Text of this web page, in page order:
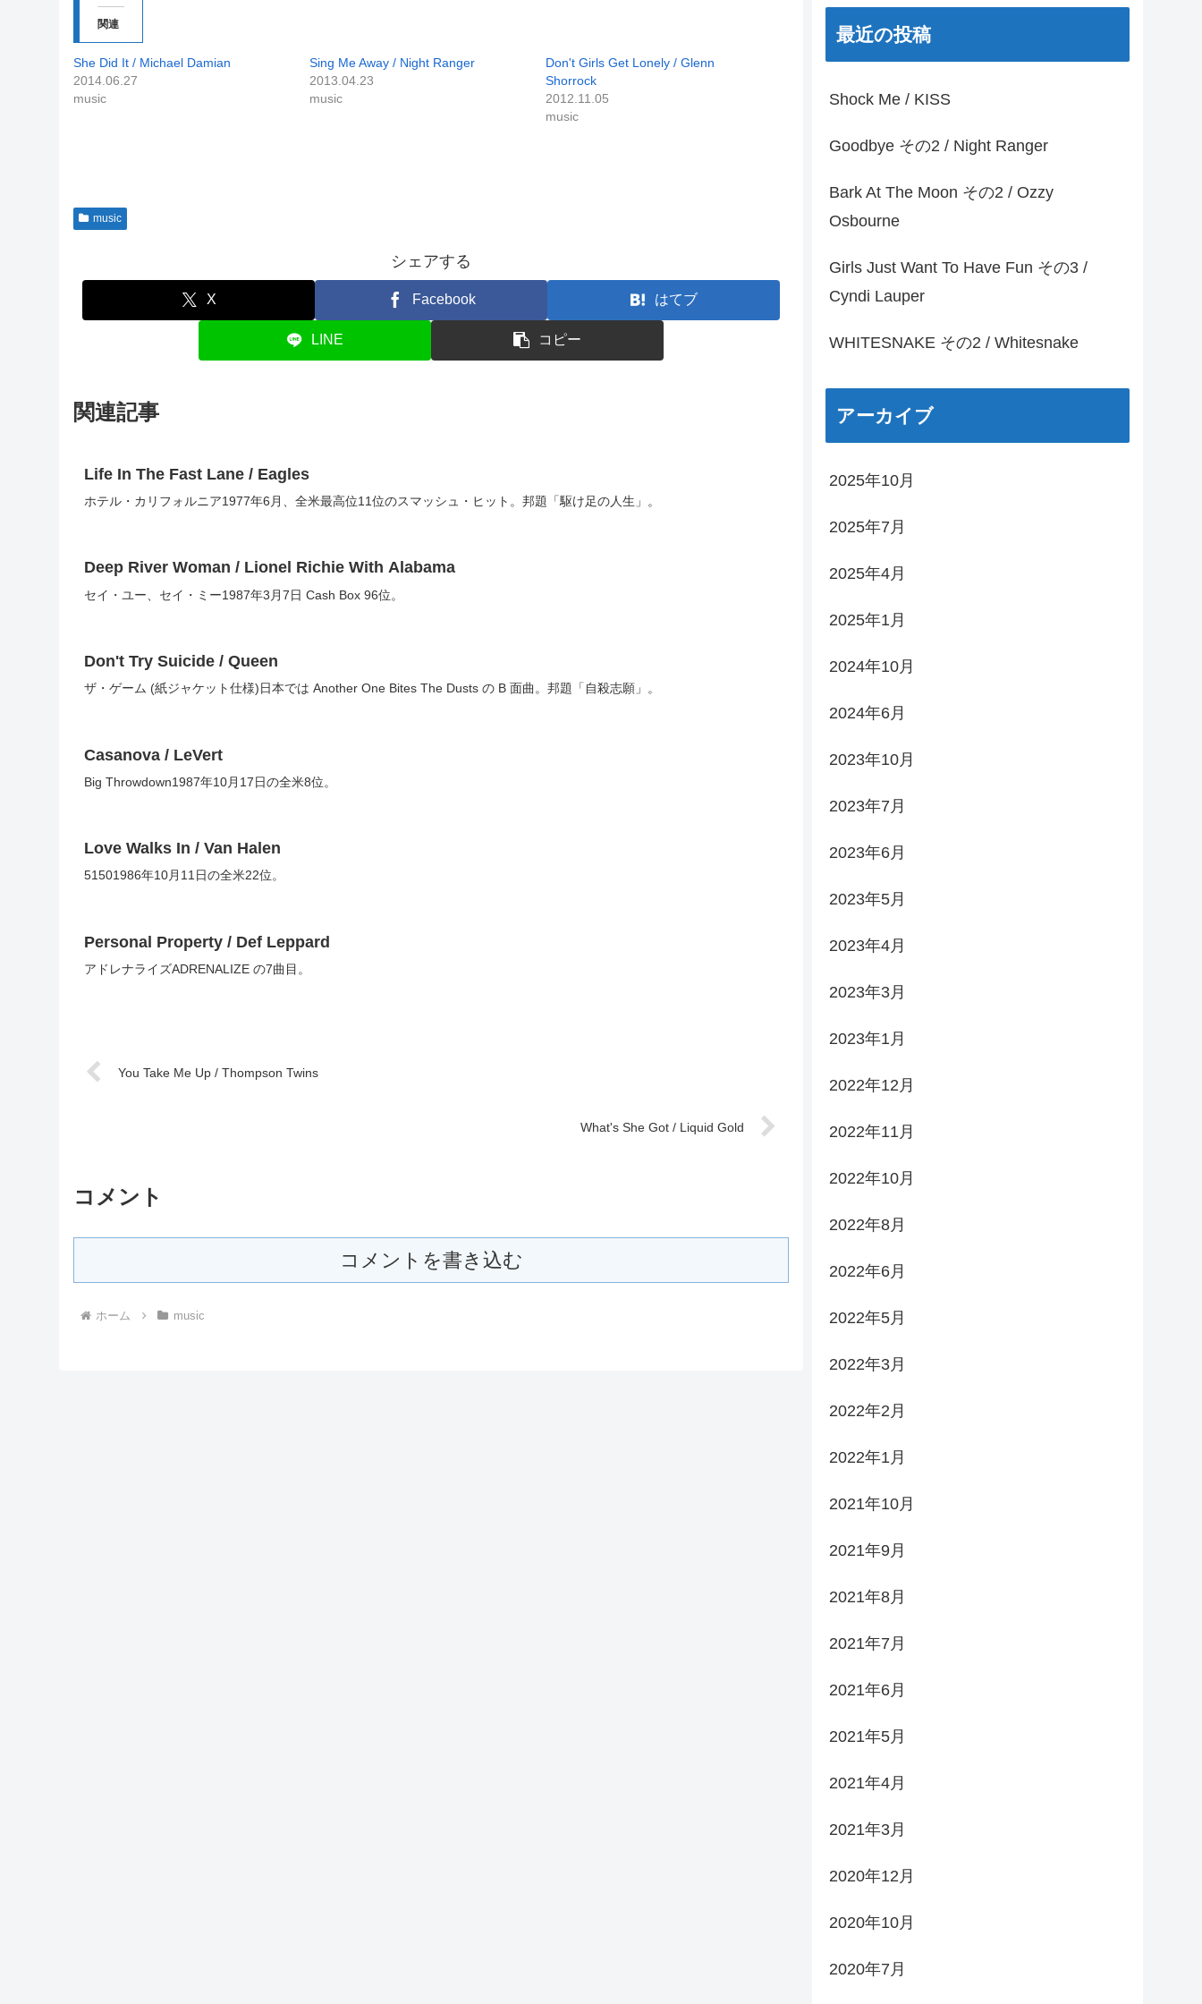
関連
She Did It / Michael Damian
2014.06.27
music
Sing Me Away / Night Ranger
2013.04.23
music
Don't Girls Get Lonely / Glenn
Shorrock
2012.11.05
music
music
シェアする
X Facebook はてブ
LINE コピー
関連記事
Life In The Fast Lane / Eagles
ホテル・カリフォルニア1977年6月、全米最高位11位のスマッシュ・ヒット。邦題「駆け足の人生」。
Deep River Woman / Lionel Richie With Alabama
セイ・ユー、セイ・ミー1987年3月7日 Cash Box 96位。
Don't Try Suicide / Queen
ザ・ゲーム (紙ジャケット仕様)日本では Another One Bites The Dusts の B 面曲。邦題「自殺志願」。
Casanova / LeVert
Big Throwdown1987年10月17日の全米8位。
Love Walks In / Van Halen
51501986年10月11日の全米22位。
Personal Property / Def Leppard
アドレナライズADRENALIZE の7曲目。
You Take Me Up / Thompson Twins
What's She Got / Liquid Gold
コメント
コメントを書き込む
ホーム music
最近の投稿
Shock Me / KISS
Goodbye その2 / Night Ranger
Bark At The Moon その2 / Ozzy
Osbourne
Girls Just Want To Have Fun その3 /
Cyndi Lauper
WHITESNAKE その2 / Whitesnake
アーカイブ
2025年10月
2025年7月
2025年4月
2025年1月
2024年10月
2024年6月
2023年10月
2023年7月
2023年6月
2023年5月
2023年4月
2023年3月
2023年1月
2022年12月
2022年11月
2022年10月
2022年8月
2022年6月
2022年5月
2022年3月
2022年2月
2022年1月
2021年10月
2021年9月
2021年8月
2021年7月
2021年6月
2021年5月
2021年4月
2021年3月
2020年12月
2020年10月
2020年7月